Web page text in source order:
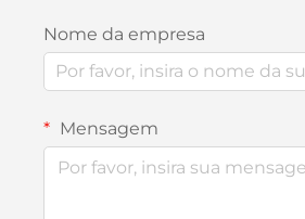
Nome da empresa
Mensagem